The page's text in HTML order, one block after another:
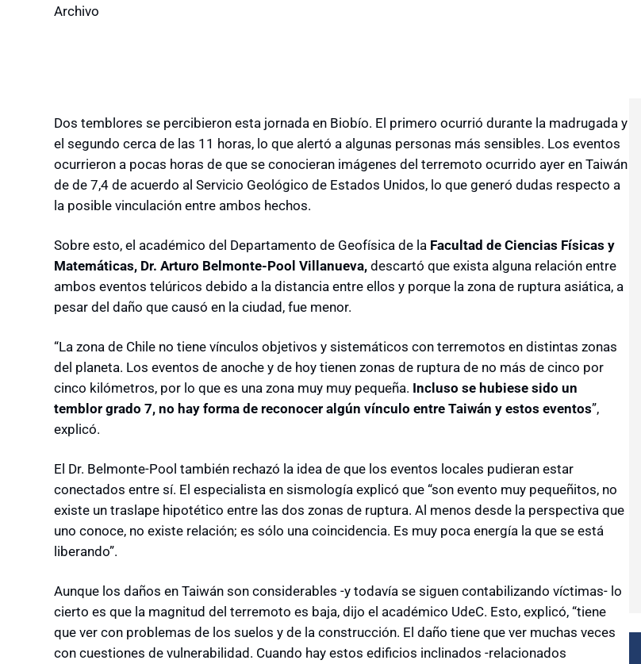
Archivo
Dos temblores se percibieron esta jornada en Biobío. El primero ocurrió durante la madrugada y
el segundo cerca de las 11 horas, lo que alertó a algunas personas más sensibles. Los eventos
ocurrieron a pocas horas de que se conocieran imágenes del terremoto ocurrido ayer en Taiwán
de de 7,4 de acuerdo al Servicio Geológico de Estados Unidos, lo que generó dudas respecto a
la posible vinculación entre ambos hechos.
Sobre esto, el académico del Departamento de Geofísica de la Facultad de Ciencias Físicas y
Matemáticas, Dr. Arturo Belmonte-Pool Villanueva, descartó que exista alguna relación entre
ambos eventos telúricos debido a la distancia entre ellos y porque la zona de ruptura asiática, a
pesar del daño que causó en la ciudad, fue menor.
“La zona de Chile no tiene vínculos objetivos y sistemáticos con terremotos en distintas zonas
del planeta. Los eventos de anoche y de hoy tienen zonas de ruptura de no más de cinco por
cinco kilómetros, por lo que es una zona muy muy pequeña. Incluso se hubiese sido un
temblor grado 7, no hay forma de reconocer algún vínculo entre Taiwán y estos eventos”,
explicó.
El Dr. Belmonte-Pool también rechazó la idea de que los eventos locales pudieran estar
conectados entre sí. El especialista en sismología explicó que “son evento muy pequeñitos, no
existe un traslape hipotético entre las dos zonas de ruptura. Al menos desde la perspectiva que
uno conoce, no existe relación; es sólo una coincidencia. Es muy poca energía la que se está
liberando”.
Aunque los daños en Taiwán son considerables -y todavía se siguen contabilizando víctimas- lo
cierto es que la magnitud del terremoto es baja, dijo el académico UdeC. Esto, explicó, “tiene
que ver con problemas de los suelos y de la construcción. El daño tiene que ver muchas veces
con cuestiones de vulnerabilidad. Cuando hay estos edificios inclinados -relacionados